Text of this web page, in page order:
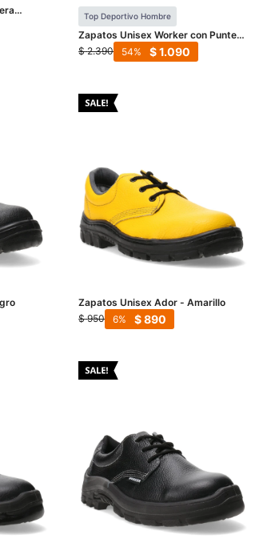
Top Deportivo Hombre
Zapatos Unisex Worker con Puntera
Plastica - Negro
$ 2.390 $1.090
54
Zapatos Unisex Ador - Amarillo
$ 950 $890
6